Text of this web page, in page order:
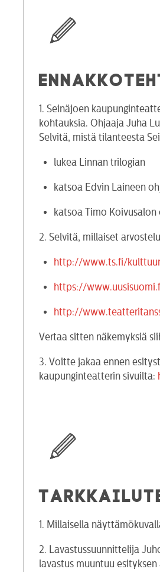
1. Seinäjoen
kohtauksia. Ohjaaja Juha
Selvitä, mistä tilanteesta
lukea Linnan trilogian
katsoa Edvin Laineen
katsoa Timo
2. Selvitä, millaiset
http://www.ts.fi/
https://
http://
Vertaa sitten näkemyksiä
3. Voitte jakaa ennen
kaupunginteatterin sivuilta:
1. Millaisella
2. Lavastussuunnittelija
lavastus muuntuu